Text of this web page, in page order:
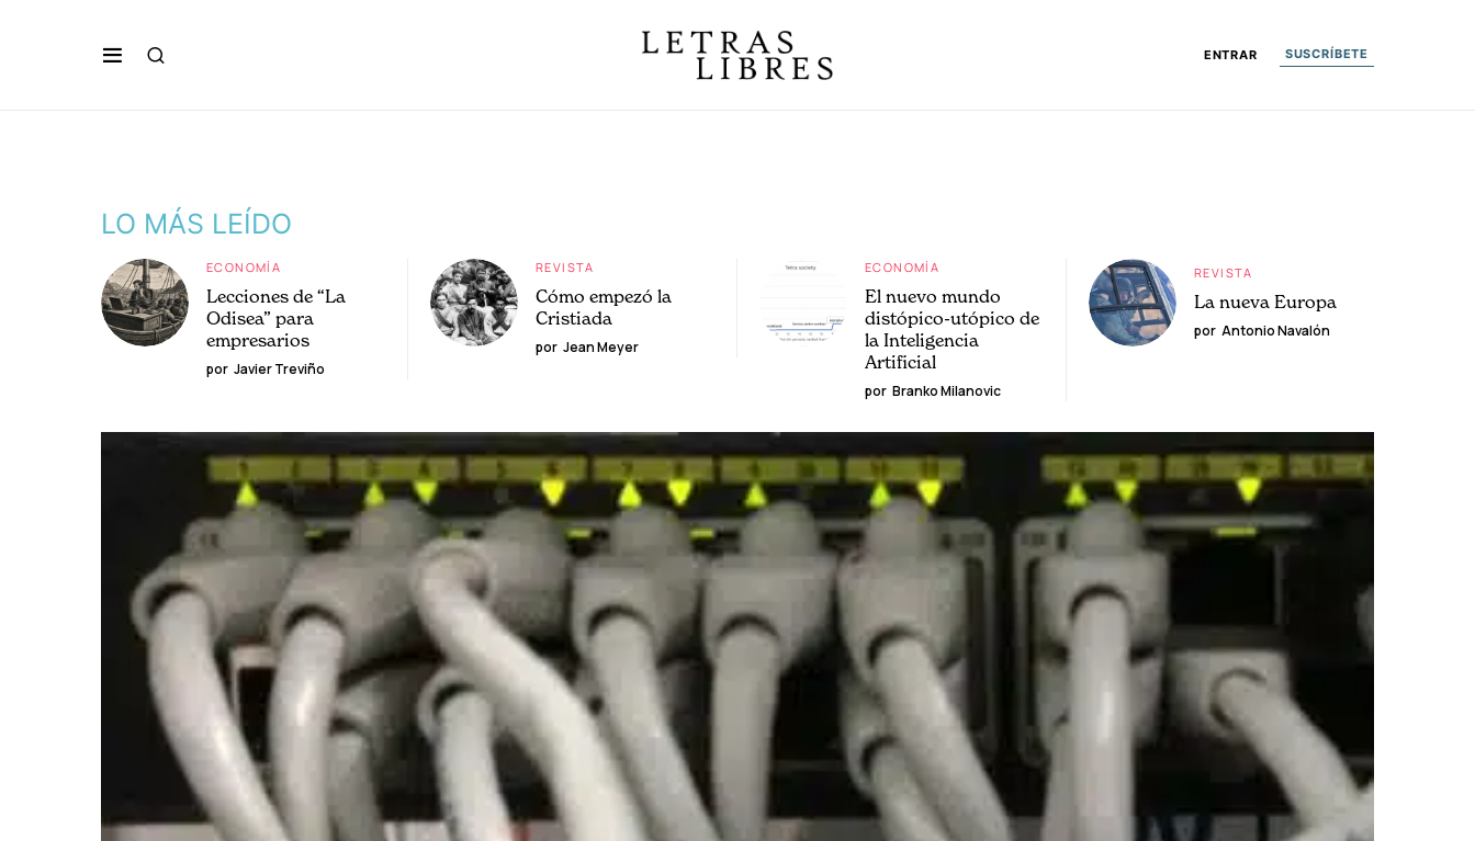
ENTRAR SUSCRÍBETE
LO MÁS LEÍDO
ECONOMÍA
Lecciones de “La
Odisea” para
empresarios
por Javier Treviño
REVISTA
Cómo empezó la
Cristiada
por Jean Meyer
ECONOMÍA
El nuevo mundo
distópico-utópico de
la Inteligencia
Artificial
por Branko Milanovic
REVISTA
La nueva Europa
por Antonio Navalón